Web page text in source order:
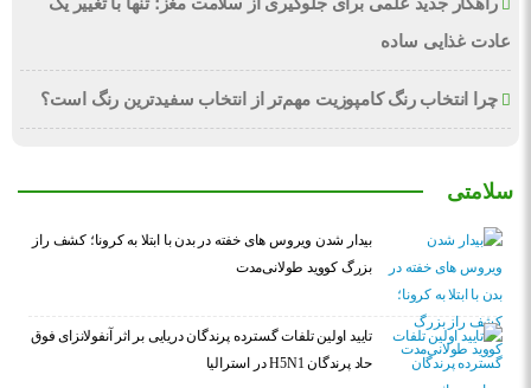
راهکار جدید علمی برای جلوگیری از سلامت مغز؛ تنها با تغییر یک
عادت غذایی ساده
چرا انتخاب رنگ کامپوزیت مهم‌تر از انتخاب سفیدترین رنگ است؟
سلامتی
بیدار شدن ویروس‌ های خفته در بدن با ابتلا به کرونا؛ کشف راز
بزرگ کووید طولانی‌مدت
تایید اولین تلفات گسترده پرندگان دریایی بر اثر آنفولانزای فوق
حاد پرندگان H5N1 در استرالیا